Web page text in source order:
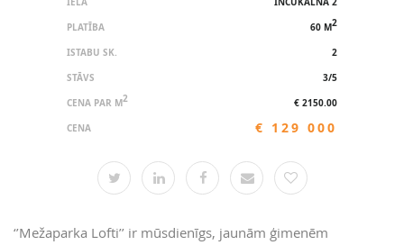
PLATĪBA
60 M2
ISTABU SK.
2
STĀVS
3/5
CENA PAR M2
€ 2150.00
CENA
€ 129 000
‘’Mežaparka Lofti’’ ir mūsdienīgs, jaunām ģimenēm